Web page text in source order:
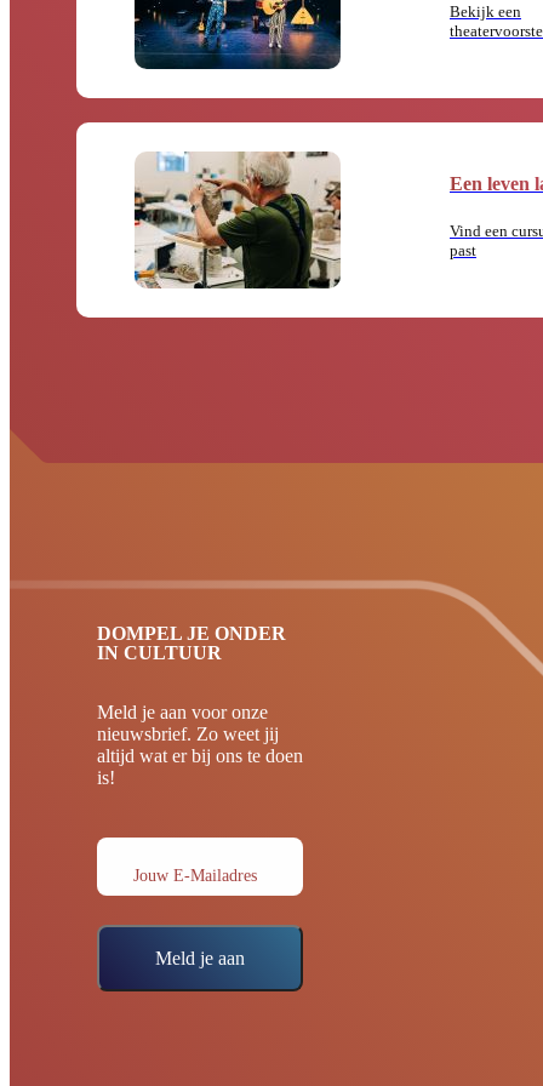
Bekijk een
Een leven
Vind een
past
DOMPEL JE ONDER
IN CULTUUR
Meld je aan voor onze
nieuwsbrief. Zo weet jij
altijd wat er bij ons te doen
is!
Jouw E-Mailadres
Meld je aan